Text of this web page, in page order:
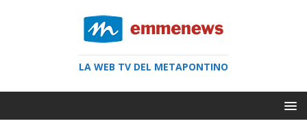
LA WEB TV DEL METAPONTINO